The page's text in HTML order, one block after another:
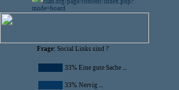
Frage: Social Links sind ?
33% Eine gute Sache ...
33% Nervig ...